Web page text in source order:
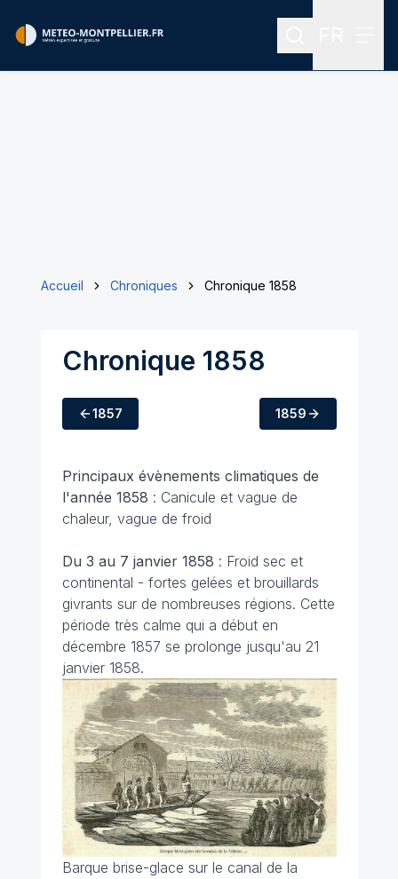
Rechercher
Accueil Chroniques Chronique 1858
Chronique 1858
1857 1859
Principaux évènements climatiques de
l'année 1858 : Canicule et vague de
chaleur, vague de froid
Du 3 au 7 janvier 1858 : Froid sec et
continental - fortes gelées et brouillards
givrants sur de nombreuses régions. Cette
période très calme qui a début en
décembre 1857 se prolonge jusqu'au 21
janvier 1858.
Barque brise-glace sur le canal de la